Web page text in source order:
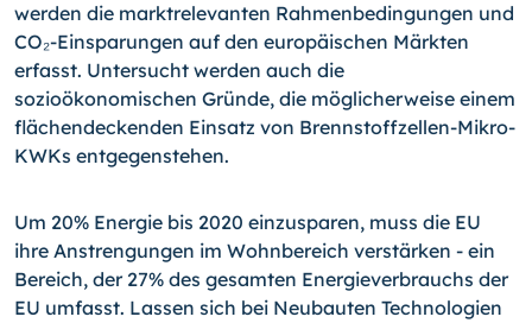
werden die markt­relevanten Rahmenbedingungen und
CO₂-Einsparungen auf den europäischen Märkten
erfasst. Untersucht werden auch die
sozioökonomischen Gründe, die möglicherweise einem
flächendeckenden Einsatz von Brennstoffzellen-Mikro-
KWKs entgegenstehen.
Um 20% Energie bis 2020 einzusparen, muss die EU
ihre Anstrengungen im Wohnbe­reich verstärken - ein
Bereich, der 27% des gesamten Energieverbrauchs der
EU um­fasst. Lassen sich bei Neubauten Technologien